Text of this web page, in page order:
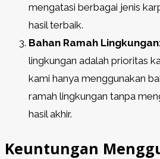
mengatasi berbagai jenis
hasil terbaik.
Bahan Ramah
lingkungan adalah prioritas
kami hanya menggunakan
ramah lingkungan tanpa
hasil akhir.
Keuntungan